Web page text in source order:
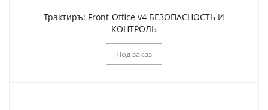
Трактиръ: Front-Office v4 БЕЗОПАСНОСТЬ И
КОНТРОЛЬ
Под заказ